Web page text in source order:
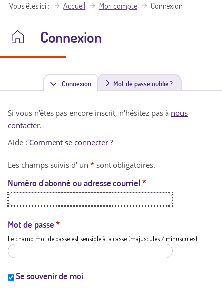
Vous êtes ici Accueil Mon compte Connexion
Connexion
Connexion(
n
t
a
t
i
Mot de passe oublié ?
Si vous n'êtes pas encore inscrit, n'hésitez pas à nous
contacter.
Aide : Comment se connecter ?
Les champs suivis d' un * sont obligatoires.
Numéro d'abonné ou adresse courriel *
Mot de passe *
Le champ mot de passe est sensible à la casse (majuscules / minuscules)
Se souvenir de moi